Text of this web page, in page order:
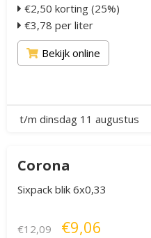
€2,50 korting (25%)
€3,78 per liter
Bekijk online
t/m dinsdag 11 augustus
Corona
Sixpack blik 6x0,33
€12,09 €9,06